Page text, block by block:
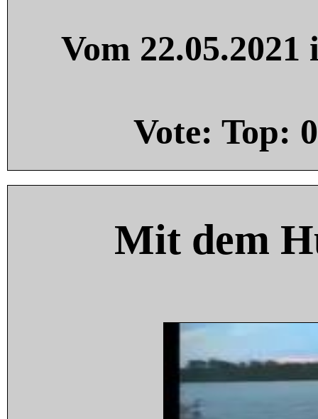
Vom
Vote: Top: 0
Mit dem